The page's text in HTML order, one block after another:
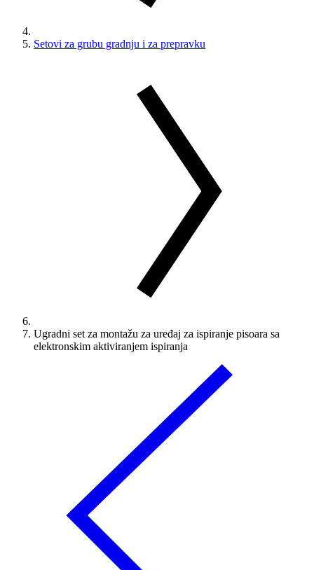
Setovi za grubu gradnju i za prepravku
Ugradni set za montažu za uređaj za ispiranje pisoara sa
elektronskim aktiviranjem ispiranja